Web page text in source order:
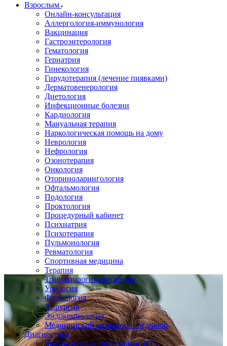
Взрослым
Онлайн-консультация
Аллергология-иммунология
Вакцинация
Гастроэнтерология
Гематология
Гериатрия
Гинекология
Гирудотерапия (лечение пиявками)
Дерматовенерология
Диетология
Инфекционные болезни
Кардиология
Мануальная терапия
Наркологическая помощь на дому
Неврология
Нефрология
Озонотерапия
Онкология
Оториноларингология
Офтальмология
Подология
Проктология
Процедурный кабинет
Психиатрия
Психотерапия
Пульмонология
Ревматология
Спортивная медицина
Терапия
Травматология-ортопедия
Урология
Флебология
Хирургия
Эндокринология
Медицинский маникюр и педикюр
Диагностика
Компьютерная томография (КТ)